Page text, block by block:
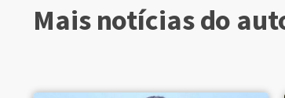
Mais notícias do